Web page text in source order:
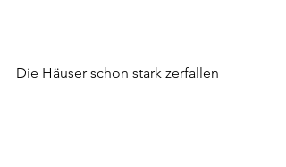
Die Häuser schon stark zerfallen